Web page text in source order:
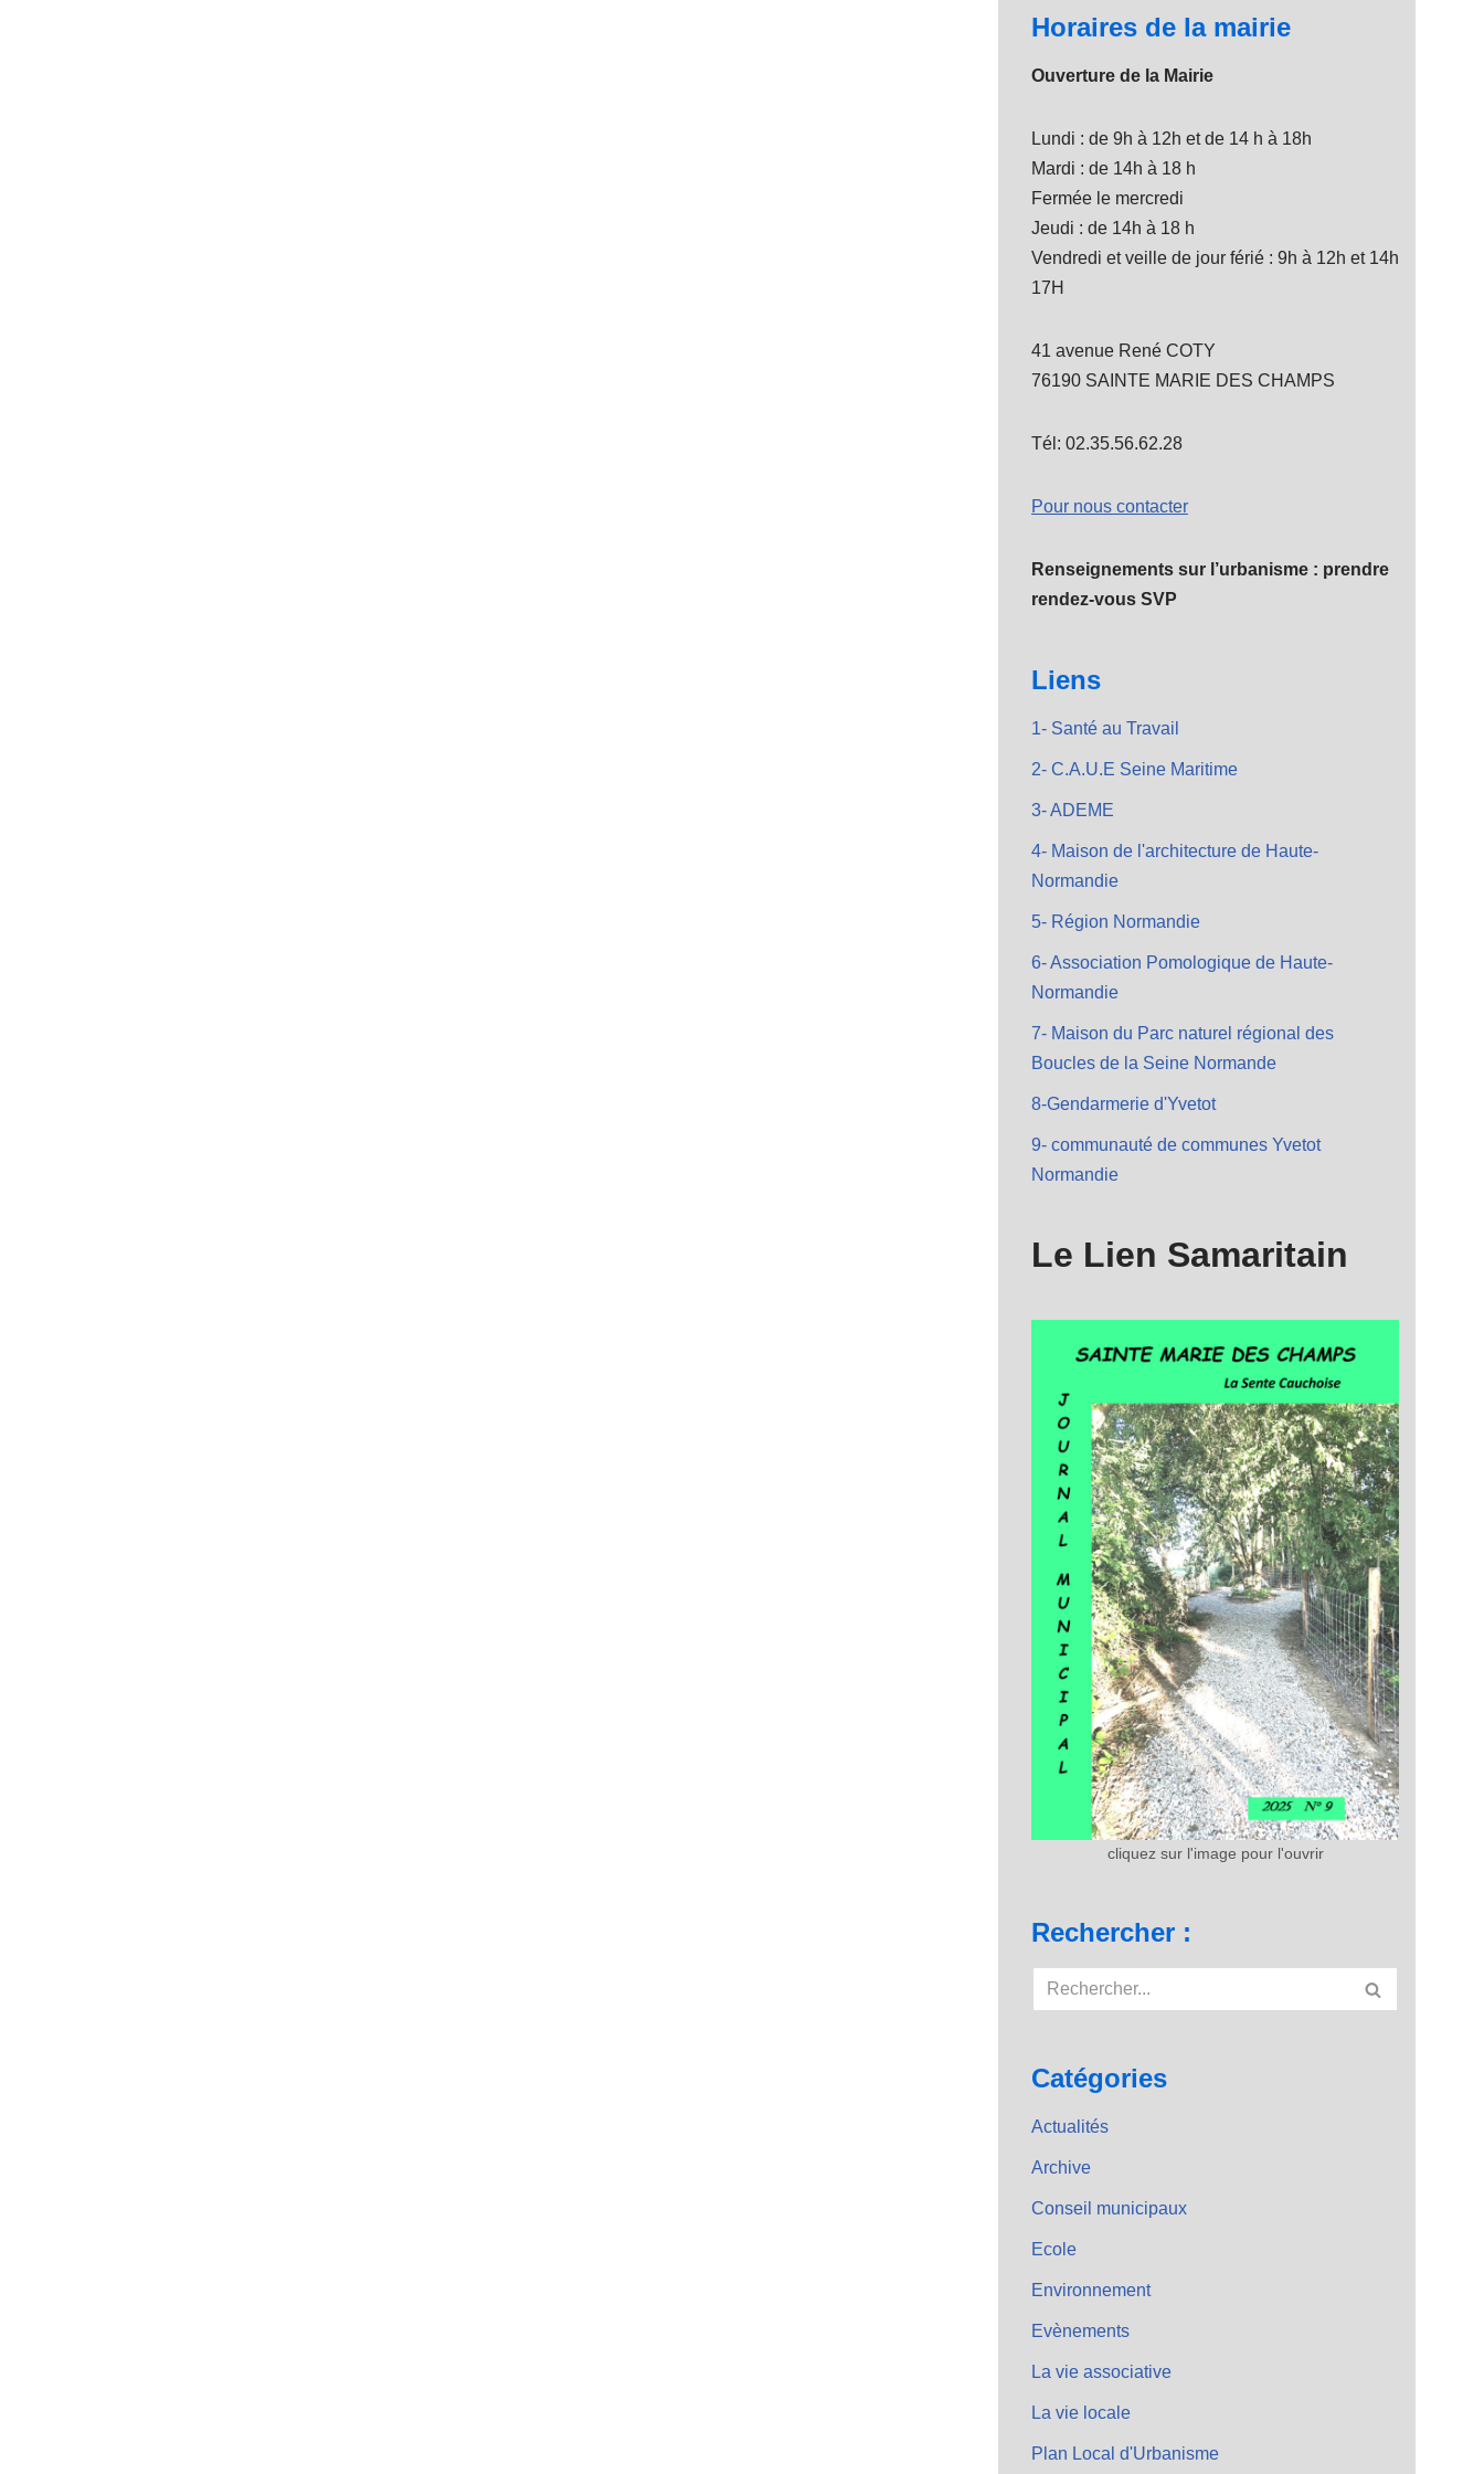
Horaires de la mairie
Ouverture de la Mairie
Lundi : de 9h à 12h et de 14 h à 18h
Mardi : de 14h à 18 h
Fermée le mercredi
Jeudi : de 14h à 18 h
Vendredi et veille de jour férié : 9h à 12h et 14h
17H
41 avenue René COTY
76190 SAINTE MARIE DES CHAMPS
Tél: 02.35.56.62.28
Pour nous contacter
Renseignements sur l’urbanisme : prendre
rendez-vous SVP
Liens
1- Santé au Travail
2- C.A.U.E Seine Maritime
3- ADEME
4- Maison de l'architecture de Haute-
Normandie
5- Région Normandie
6- Association Pomologique de Haute-
Normandie
7- Maison du Parc naturel régional des
Boucles de la Seine Normande
8-Gendarmerie d'Yvetot
9- communauté de communes Yvetot
Normandie
Le Lien Samaritain
cliquez sur l'image pour l'ouvrir
Rechercher :
Catégories
Actualités
Archive
Conseil municipaux
Ecole
Environnement
Evènements
La vie associative
La vie locale
Plan Local d'Urbanisme